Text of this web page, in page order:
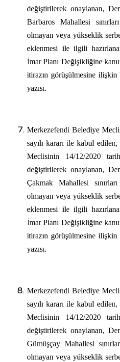
değiştirilerek onaylanan,
Barbaros Mahallesi
olmayan veya yükseklik
eklenmesi ile ilgili
İmar Planı Değişikliğine
itirazın görüşülmesine
yazısı.
Merkezefendi Belediye
sayılı kararı ile kabul
Meclisinin 14/12/2020
değiştirilerek onaylanan,
Çakmak Mahallesi
olmayan veya yükseklik
eklenmesi ile ilgili
İmar Planı Değişikliğine
itirazın görüşülmesine
yazısı.
Merkezefendi Belediye
sayılı kararı ile kabul
Meclisinin 14/12/2020
değiştirilerek onaylanan,
Gümüşçay Mahallesi
olmayan veya yükseklik